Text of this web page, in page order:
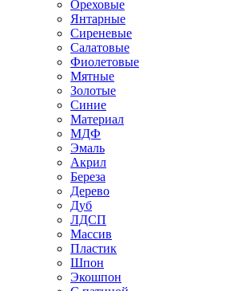
Ореховые
Янтарные
Сиреневые
Салатовые
Фиолетовые
Мятные
Золотые
Синие
Материал
МДФ
Эмаль
Акрил
Береза
Дерево
Дуб
ЛДСП
Массив
Пластик
Шпон
Экошпон